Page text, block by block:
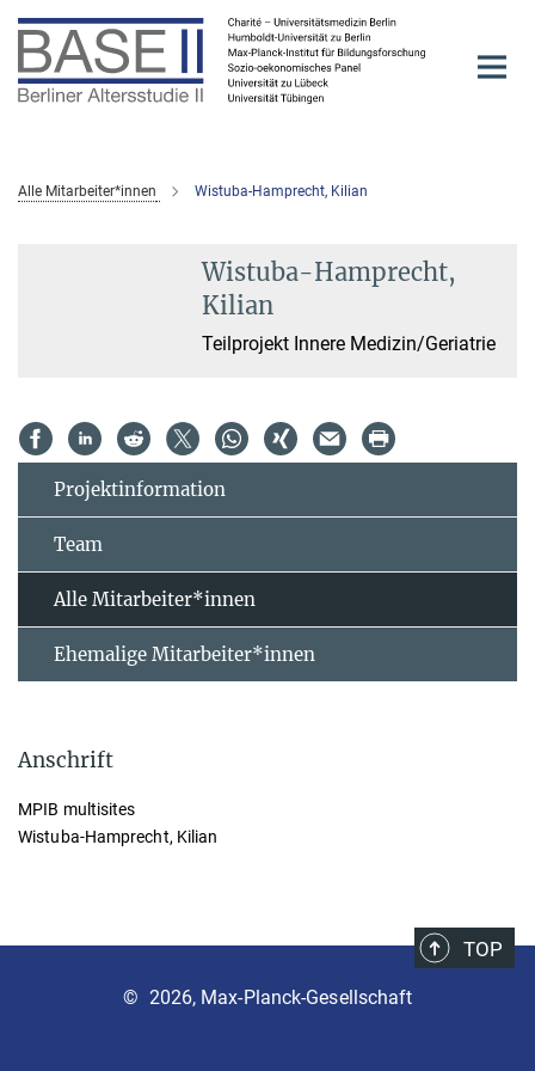
Hauptinhalt
Alle Mitarbeiter*innen Wistuba-Hamprecht, Kilian
Wistuba-Hamprecht,
Kilian
Teilprojekt Innere Medizin/Geriatrie
Projektinformation
Team
Alle Mitarbeiter*innen
Ehemalige Mitarbeiter*innen
Anschrift
MPIB multisites
Wistuba-Hamprecht, Kilian
TOP
© 2026, Max-Planck-Gesellschaft